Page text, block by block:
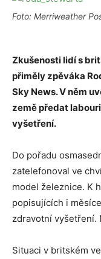
Foto: Merriweather
Zkušenosti lidí s
přiměly zpěváka
Sky News. V něm
země předat
vyšetření.
Do pořadu
zatelefonoval ve
model železnice. K
popisujících i
zdravotní vyšetření.
Situaci v britském